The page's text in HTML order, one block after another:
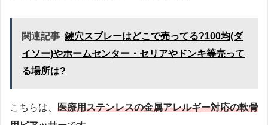
関連記事 鍵穴スプレーはどこで売ってる?100均(ダ
イソー)やホームセンター・セリアやドンキ等売って
る場所は?
こちらは、 医療用ステンレスの金属アレルギー対応の軟骨